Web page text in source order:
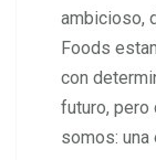
ambicioso,
Foods
con
futuro, pero
somos: una